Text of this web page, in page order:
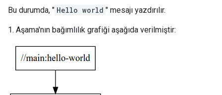
Bu durumda, " Hello world " mesajı yazdırılır.
1. Aşama'nın bağımlılık grafiği aşağıda verilmiştir: